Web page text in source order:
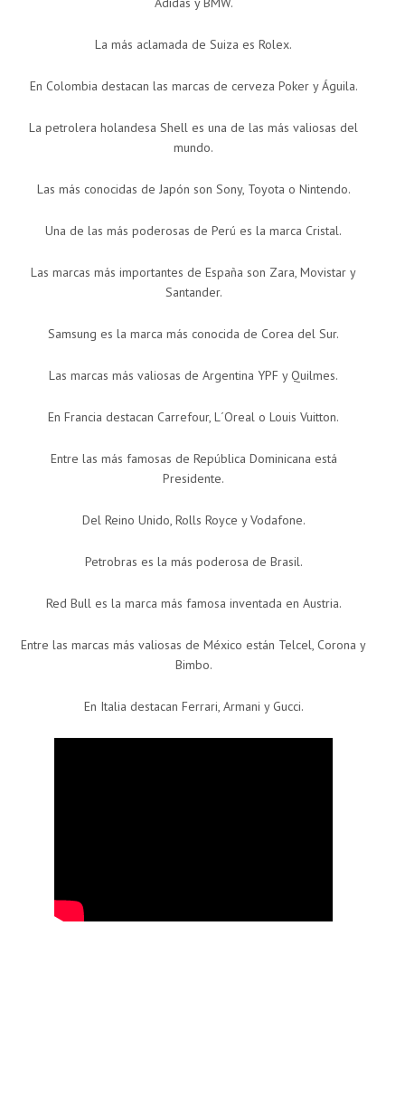
La más aclamada de Suiza es Rolex.
En Colombia destacan las marcas de cerveza Poker y Águila.
La petrolera holandesa Shell es una de las más valiosas del
mundo.
Las más conocidas de Japón son Sony, Toyota o Nintendo.
Una de las más poderosas de Perú es la marca Cristal.
Las marcas más importantes de España son Zara, Movistar y
Santander.
Samsung es la marca más conocida de Corea del Sur.
Las marcas más valiosas de Argentina YPF y Quilmes.
En Francia destacan Carrefour, L´Oreal o Louis Vuitton.
Entre las más famosas de República Dominicana está
Presidente.
Del Reino Unido, Rolls Royce y Vodafone.
Petrobras es la más poderosa de Brasil.
Red Bull es la marca más famosa inventada en Austria.
Entre las marcas más valiosas de México están Telcel, Corona y
Bimbo.
En Italia destacan Ferrari, Armani y Gucci.